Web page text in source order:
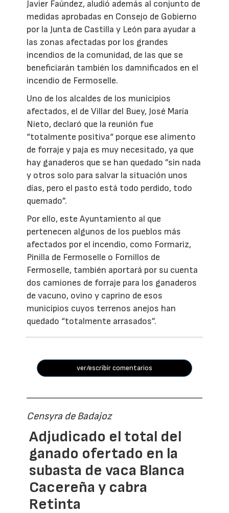
Javier Faúndez, aludió además al conjunto de
medidas aprobadas en Consejo de Gobierno
por la Junta de Castilla y León para ayudar a
las zonas afectadas por los grandes
incendios de la comunidad, de las que se
beneficiarán también los damnificados en el
incendio de Fermoselle.
Uno de los alcaldes de los municipios
afectados, el de Villar del Buey, José María
Nieto, declaró que la reunión fue
“totalmente positiva“ porque ese alimento
de forraje y paja es muy necesitado, ya que
hay ganaderos que se han quedado ”sin nada
y otros solo para salvar la situación unos
días, pero el pasto está todo perdido, todo
quemado”.
Por ello, este Ayuntamiento al que
pertenecen algunos de los pueblos más
afectados por el incendio, como Formariz,
Pinilla de Fermoselle o Fornillos de
Fermoselle, también aportará por su cuenta
dos camiones de forraje para los ganaderos
de vacuno, ovino y caprino de esos
municipios cuyos terrenos anejos han
quedado “totalmente arrasados”.
ver/escribir comentarios
Censyra de Badajoz
Adjudicado el total del
ganado ofertado en la
subasta de vaca Blanca
Cacereña y cabra
Retinta